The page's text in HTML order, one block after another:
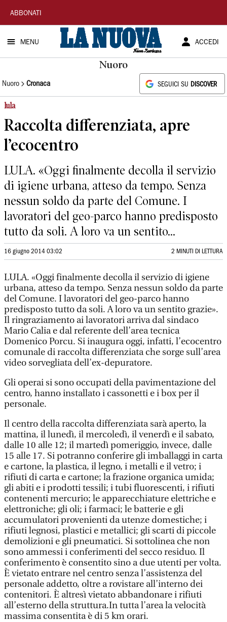
La
Nuova
Sardegna
ABBONATI
MENU ACCEDI
Nuoro
Nuoro Cronaca SEGUICI SU DISCOVER
lula
Raccolta differenziata, apre
l’ecocentro
LULA. «Oggi finalmente decolla il servizio
di igiene urbana, atteso da tempo. Senza
nessun soldo da parte del Comune. I
lavoratori del geo-parco hanno predisposto
tutto da soli. A loro va un sentito...
16 giugno 2014 03:02 2 MINUTI DI LETTURA
LULA. «Oggi finalmente decolla il servizio di igiene
urbana, atteso da tempo. Senza nessun soldo da parte
del Comune. I lavoratori del geo-parco hanno
predisposto tutto da soli. A loro va un sentito grazie».
Il ringraziamento ai lavoratori arriva dal sindaco
Mario Calia e dal referente dell’area tecnica
Domenico Porcu. Si inaugura oggi, infatti, l’ecocentro
comunale di raccolta differenziata che sorge sull’area
video sorvegliata dell’ex-depuratore.
Gli operai si sono occupati della pavimentazione del
centro, hanno installato i cassonetti e i box per il
personale.
Il centro della raccolta differenziata sarà aperto, la
mattina, il lunedì, il mercoledì, il venerdì e il sabato,
dalle 10 alle 12; il martedì pomeriggio, invece, dalle
15 alle 17. Si potranno conferire gli imballaggi in carta
e cartone, la plastica, il legno, i metalli e il vetro; i
rifiuti di carta e cartone; la frazione organica umida;
gli abiti e i prodotti tessili; i tubi fluorescenti, i rifiuti
contenenti mercurio; le apparecchiature elettriche e
elettroniche; gli oli; i farmaci; le batterie e gli
accumulatori provenienti da utenze domestiche; i
rifiuti legnosi, plastici e metallici; gli scarti di piccole
demolizioni e gli pneumatici. Si sottolinea che non
sono ammessi i conferimenti del secco residuo. Il
conferimento è consentito sino a due utenti per volta.
È vietato entrare nel centro senza l’assistenza del
personale addetto, oltre a rovistare all’interno dei
contenitori. È altresì vietato abbandonare i rifiuti
all’esterno della struttura.In tutta l’area la velocità
massima consentita è di 5 km orari.